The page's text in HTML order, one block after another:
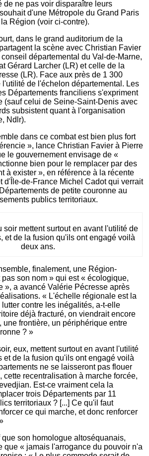
de ne pas voir disparaître leurs
d'une Métropole du Grand Paris
Région (voir ci-contre).
dans le grand auditorium de la
la scène avec Christian Favier
départemental du Val-de-Marne,
Gérard Larcher (LR) et celle de la
(LR). Face aux près de 1 300
de l'échelon départemental. Les
Départements franciliens s'expriment
(sauf celui de Seine-Saint-Denis avec
subsistent quant à l'organisation
Ndlr).
dans ce combat est bien plus fort
», lance Christian Favier à Pierre
le gouvernement envisage de «
bien pour le remplacer par des
à exister », en référence à la récente
d'Île-de-France Michel Cadot qui verrait
de petite couronne au
publics territoriaux.
soir mettent surtout en avant l'utilité de
et de la fusion qu'ils ont engagé voilà
deux ans.
finalement, une Région-
son nom » qui est « écologique,
», a avancé Valérie Pécresse après
« L'échelle régionale est la
contre les inégalités, a-t-elle
déjà fracturé, on viendrait encore
une frontière, un périphérique entre
? »
eux, mettent surtout en avant l'utilité
et de la fusion qu'ils ont engagé voilà
ne se laisseront pas flouer
cette recentralisation à marche forcée,
Est-ce vraiment cela la
trois Départements par 11
territoriaux ? [...] Ce qu'il faut
ce qui marche, et donc renforcer
son homologue altoséquanais,
que « jamais l'arrogance du pouvoir n'a